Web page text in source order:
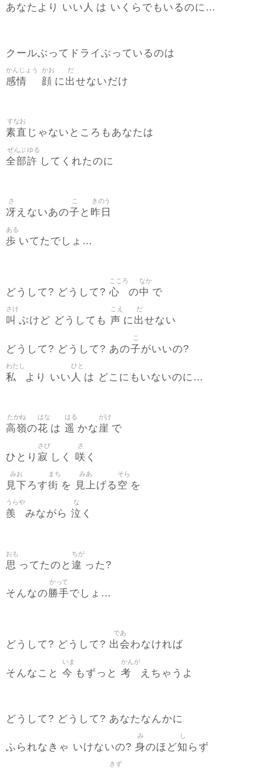
あなたより いい 人 は いくらでもいるのに…
クールぶってドライぶっているのは
感情
かんじょう
顔
かお
に出
だ
せないだけ
素直
すなお
じゃないところもあなたは
全部
ぜんぶ
許
ゆる
してくれたのに
冴
さ
えないあの子
こ
と 昨日
きのう
歩
ある
いてたでしょ…
どうして? どうして? 心
こころ
の中
なか
で
叫
さけ
ぶけど どうしても 声
こえ
に出
だ
せない
どうして? どうして? あの子
こ
がいいの?
私
わたし
より いい 人
ひと
は どこにもいないのに…
高嶺
たかね
の花
はな
は 遥
はる
かな崖
がけ
で
ひとり 寂
さび
しく 咲
さ
く
見下
みお
ろす街
まち
を 見上
みあ
げる 空
そら
を
羨
うらや
みながら 泣
な
く
思
おも
ってたのと 違
ちが
った?
そんなの勝手
かって
でしょ…
どうして? どうして? 出会
であ
わなければ
そんなこと 今
いま
もずっと 考
かんが
えちゃうよ
どうして? どうして? あなたなんかに
ふられなきゃ いけないの? 身
み
のほど知
し
らず
きず